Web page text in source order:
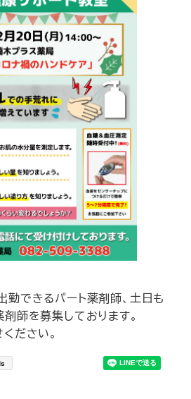
勤できるパート薬剤師、土日も
師を募集しております。
ださい。